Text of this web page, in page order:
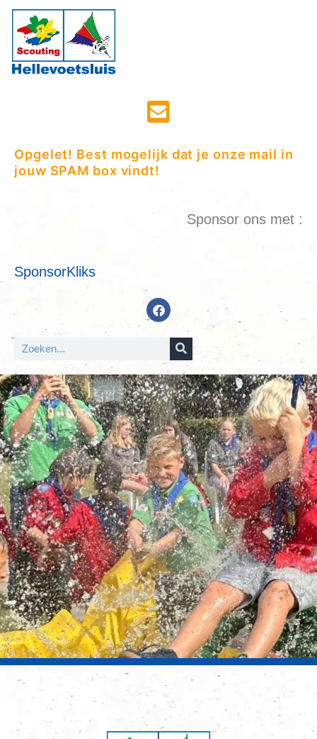
Opgelet! Best mogelijk dat je onze mail in
jouw SPAM box vindt!
Sponsor ons met :
SponsorKliks